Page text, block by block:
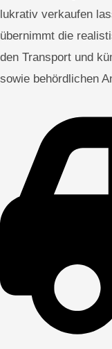
lukrativ verkaufen
übernimmt die
den Transport und
sowie behördlichen